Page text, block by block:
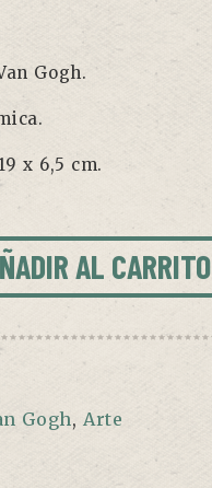
Gogh.
x 6,5 cm.
AL CARRITO
Gogh, Arte